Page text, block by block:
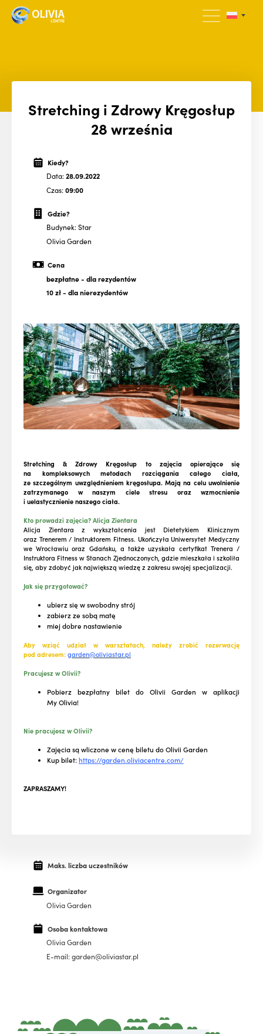
Stretching i Zdrowy Kręgosłup
28 września
Kiedy?
Data:28.09.2022
Czas:09:00
Gdzie?
Budynek: Star
Olivia Garden
Cena
bezpłatne- dla rezydentów
10 zł- dla nierezydentów
Stretching & Zdrowy Kręgosłup to zajęcia opierające się
na kompleksowych metodach rozciągania całego ciała,
ze szczególnym uwzględnieniem kręgosłupa. Mają na celu uwolnienie
zatrzymanego w naszym ciele stresu oraz wzmocnienie
i uelastycznienie naszego ciała.
Kto prowadzi zajęcia? Alicja Zientara
Alicja Zientara z wykształcenia jest Dietetykiem Klinicznym
oraz Trenerem / Instruktorem Fitness. Ukończyła Uniwersytet Medyczny
we Wrocławiu oraz Gdańsku, a także uzyskała certyfikat Trenera /
Instruktora Fitness w Stanach Zjednoczonych, gdzie mieszkała i szkoliła
się, aby zdobyć jak największą wiedzę z zakresu swojej specjalizacji.
Jak się przygotować?
ubierz się w swobodny strój
zabierz ze sobą matę
miej dobre nastawienie
Aby wziąć udział w warsztatach, należy zrobić rezerwację
pod adresem:garden@oliviastar.pl
Pracujesz w Olivii?
Pobierz bezpłatny bilet do Olivii Garden w aplikacji
My Olivia!
Nie pracujesz w Olivii?
Zajęcia są wliczone w cenę biletu do Olivii Garden
Kup bilet:https://garden.oliviacentre.com/
ZAPRASZAMY!
Maks. liczba uczestników
Organizator
Olivia Garden
Osoba kontaktowa
Olivia Garden
E-mail: garden@oliviastar.pl